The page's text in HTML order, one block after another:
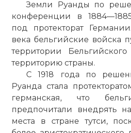
Земли Руанды по
конференции в
под протекторат
века бельгийские войска
территории Бельгийского
территорию страны.
С 1918 года по
Руанда стала
германская, что
предпочитали внедрять
места в стране тутси,